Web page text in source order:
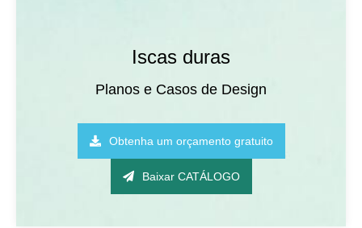
Iscas duras
Planos e Casos de Design
Obtenha um orçamento gratuito
Baixar CATÁLOGO